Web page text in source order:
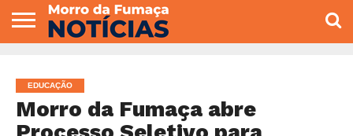
VEREADORES
EDUCAÇÃO
Morro da Fumaça abre